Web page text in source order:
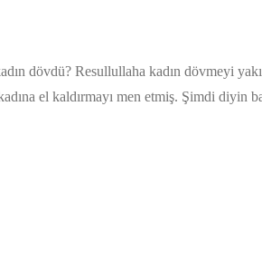
dövdü? Resullullaha kadın dövmeyi
el kaldırmayı men etmiş. Şimdi diyin